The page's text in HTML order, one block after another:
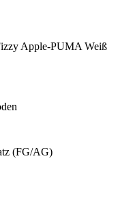
Apple-PUMA Weiß
(FG/AG)